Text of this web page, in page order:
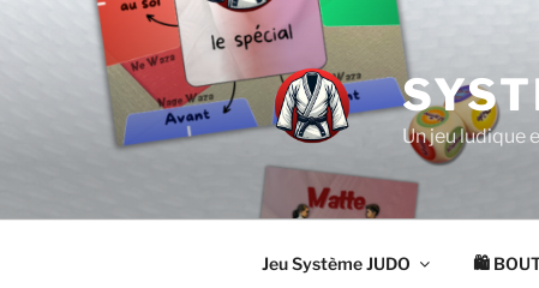
Un jeu ludique
Jeu Système JUDO 🛍